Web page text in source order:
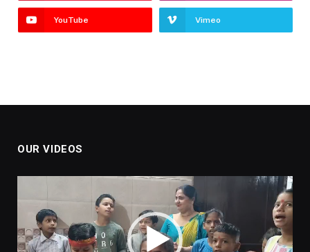
YouTube Vimeo
OUR VIDEOS